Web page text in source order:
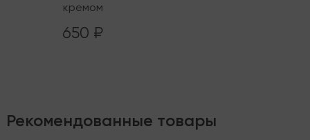
кремом
650 ₽
Рекомендованные товары